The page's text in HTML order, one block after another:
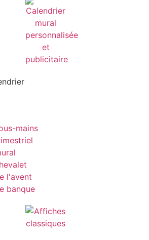
mains
l'avent
banque